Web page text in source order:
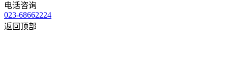
电话咨询
023-68662224
返回顶部